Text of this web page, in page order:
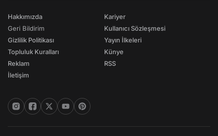
Hakkımızda
Geri Bildirim
Gizlilik Politikası
Topluluk Kuralları
Reklam
İletişim
Kariyer
Kullanıcı Sözleşmesi
Yayın İlkeleri
Künye
RSS